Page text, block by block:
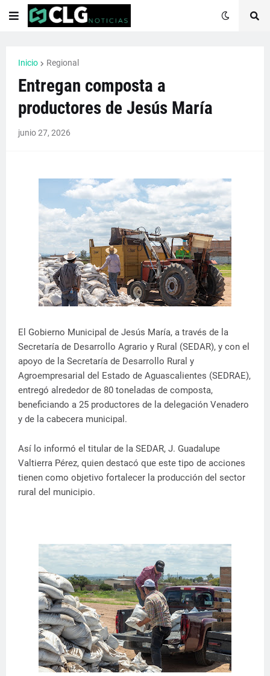
Inicio Regional
Entregan composta a
productores de Jesús María
junio 27, 2026
El Gobierno Municipal de Jesús María, a través de la
Secretaría de Desarrollo Agrario y Rural (SEDAR), y con el
apoyo de la Secretaría de Desarrollo Rural y
Agroempresarial del Estado de Aguascalientes (SEDRAE),
entregó alrededor de 80 toneladas de composta,
beneficiando a 25 productores de la delegación Venadero
y de la cabecera municipal.
Así lo informó el titular de la SEDAR, J. Guadalupe
Valtierra Pérez, quien destacó que este tipo de acciones
tienen como objetivo fortalecer la producción del sector
rural del municipio.